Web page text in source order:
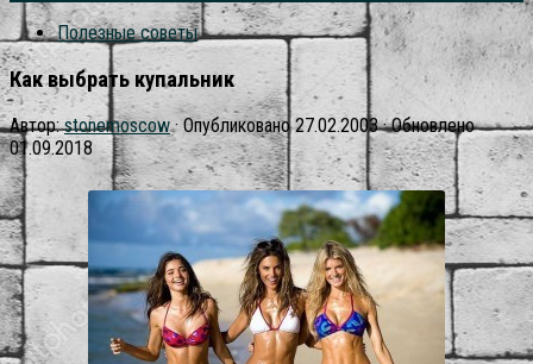
Полезные советы
Как выбрать купальник
Автор:stonemoscow · Опубликовано27.02.2003· Обновлено
01.09.2018